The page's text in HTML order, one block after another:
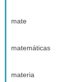
mate
matemáticas
materia